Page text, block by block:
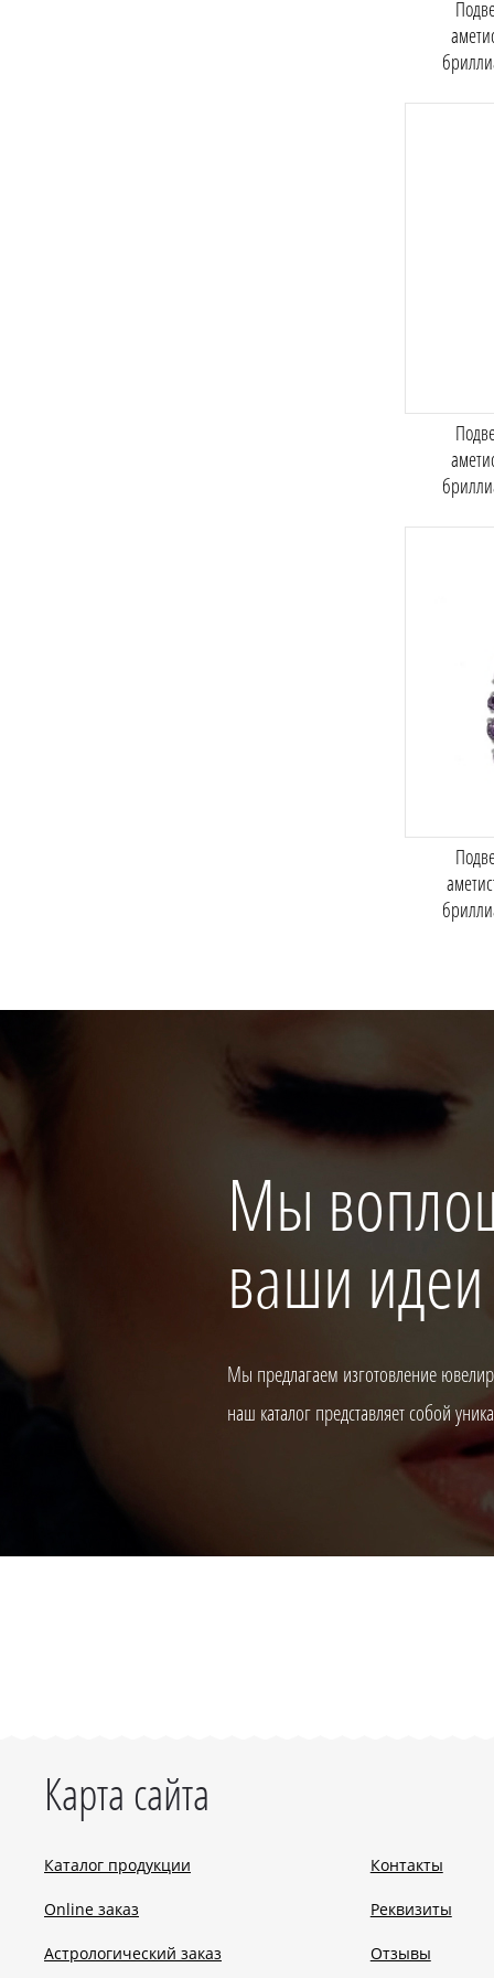
Мы
ваши идеи
Мы предлагаем изготовление
наш каталог представляет собой
Карта сайта
Каталог продукции
Online заказ
Астрологический заказ
Контакты
Реквизиты
Отзывы